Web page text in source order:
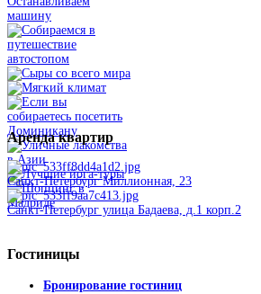
Арендаквартир
Санкт-Петербург Миллионная, 23
Санкт-Петербург улица Бадаева, д.1 корп.2
Гостиницы
Бронирование гостиниц